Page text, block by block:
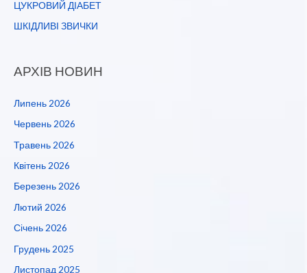
ЦУКРОВИЙ ДІАБЕТ
ШКІДЛИВІ ЗВИЧКИ
АРХІВ НОВИН
Липень 2026
Червень 2026
Травень 2026
Квітень 2026
Березень 2026
Лютий 2026
Січень 2026
Грудень 2025
Листопад 2025